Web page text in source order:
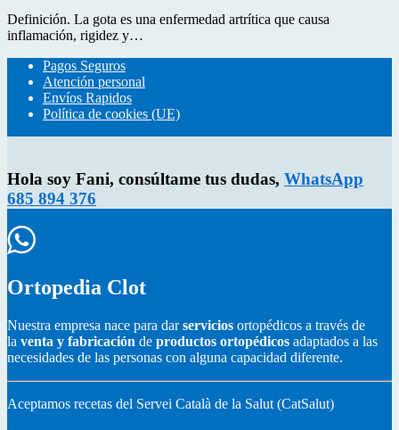
Definición. La gota es una enfermedad artrítica que causa
inflamación, rigidez y…
Pagos Seguros
Atención personal
Envíos Rapidos
Política de cookies (UE)
Hola soy Fani, consúltame tus dudas, WhatsApp
685 894 376
Ortopedia Clot
Nuestra empresa nace para darservicios ortopédicos a través de
la venta y fabricación de productos ortopédicos adaptados a las
necesidades de las personas con alguna capacidad diferente.
Aceptamos recetas del Servei Català de la Salut (CatSalut)